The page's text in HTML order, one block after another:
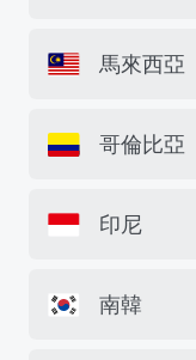
馬來西亞
哥倫比亞
印尼
南韓